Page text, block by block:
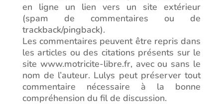
en ligne un lien vers un site extérieur
(spam de commentaires ou de
trackback/pingback).
Les commentaires peuvent être repris dans
les articles ou des citations présents sur le
site www.motricite-libre.fr, avec ou sans le
nom de l’auteur. Lulys peut préserver tout
commentaire nécessaire à la bonne
compréhension du fil de discussion.